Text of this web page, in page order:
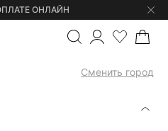
ОНЛАЙН
Сменить город
КОМБИНЕЗОН ИЗО